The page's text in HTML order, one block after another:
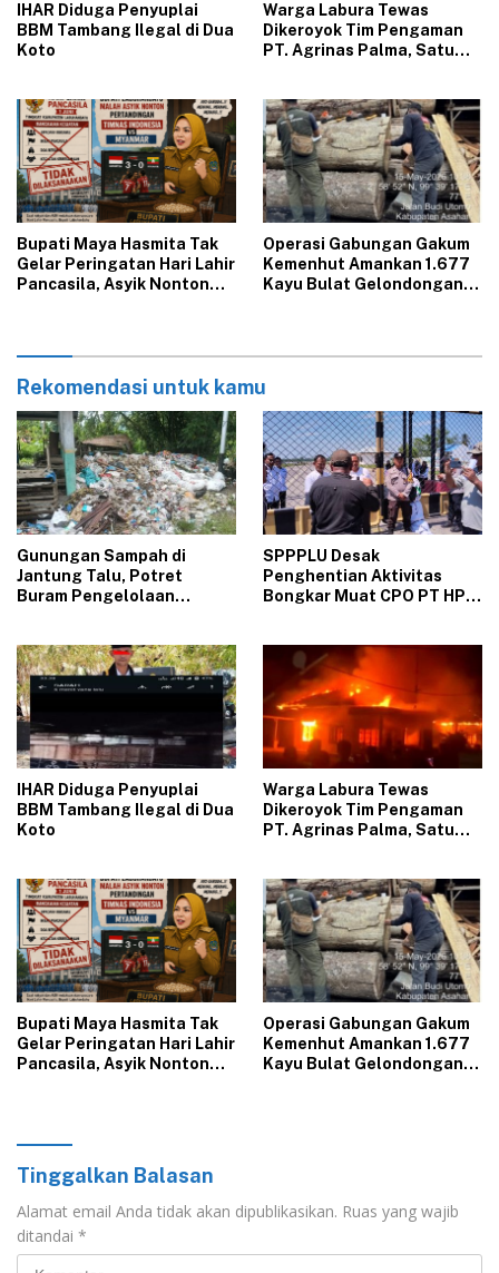
‎IHAR Diduga Penyuplai
BBM Tambang Ilegal di Dua
Koto‎
‎Warga Labura Tewas
Dikeroyok Tim Pengaman
PT. Agrinas Palma, Satu
dan Rumah Karyawan
‎Bupati Maya Hasmita Tak
Gelar Peringatan Hari Lahir
Pancasila, Asyik Nonton
Operasi Gabungan Gakum
Kemenhut Amankan 1.677
Kayu Bulat Gelondongan
Rekomendasi untuk kamu
Gunungan Sampah di
Jantung Talu, Potret
Buram Pengelolaan
‎SPPPLU Desak
Penghentian Aktivitas
Bongkar Muat CPO PT HPP
‎IHAR Diduga Penyuplai
BBM Tambang Ilegal di Dua
Koto‎
‎Warga Labura Tewas
Dikeroyok Tim Pengaman
PT. Agrinas Palma, Satu
dan Rumah Karyawan
‎Bupati Maya Hasmita Tak
Gelar Peringatan Hari Lahir
Pancasila, Asyik Nonton
Operasi Gabungan Gakum
Kemenhut Amankan 1.677
Kayu Bulat Gelondongan
Tinggalkan Balasan
Alamat email Anda tidak akan dipublikasikan. Ruas yang wajib
ditandai *